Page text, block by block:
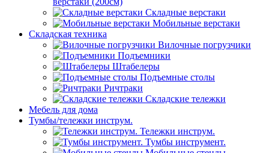
Складные верстаки
Мобильные верстаки
Складская техника
Вилочные погрузчики
Подъемники
Штабелеры
Подъемные столы
Ричтраки
Складские тележки
Мебель для дома
Тумбы/тележки инструм.
Тележки инструм.
Тумбы инструмент.